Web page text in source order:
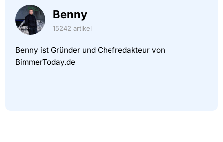
Benny
15242 artikel
Benny ist Gründer und Chefredakteur von
BimmerToday.de